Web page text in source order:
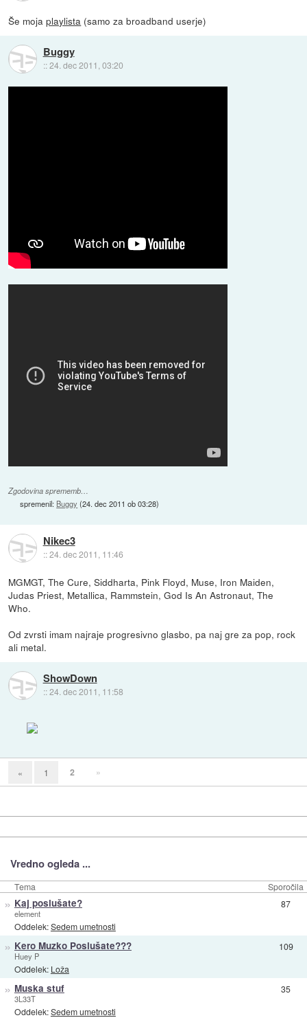
Še mojaplaylista (samo za broadband userje)
Buggy
::24. dec 2011, 03:20
Zgodovina sprememb…
spremenil: Buggy (24. dec 2011 ob 03:28)
Nikec3
::24. dec 2011, 11:46
MGMGT, The Cure, Siddharta, Pink Floyd, Muse, Iron Maiden,
Judas Priest, Metallica, Rammstein, God Is An Astronaut, The
Who.
Od zvrsti imam najraje progresivno glasbo, pa naj gre za pop, rock
ali metal.
ShowDown
::24. dec 2011, 11:58
« 1 2 »
Vredno ogleda ...
Tema Sporočila
» Kaj poslušate?
element
Oddelek:Sedem umetnosti
87
» Kero Muzko Poslušate???
Huey P
Oddelek: Loža
109
» Muska stuf
3L33T
Oddelek:Sedem umetnosti
35